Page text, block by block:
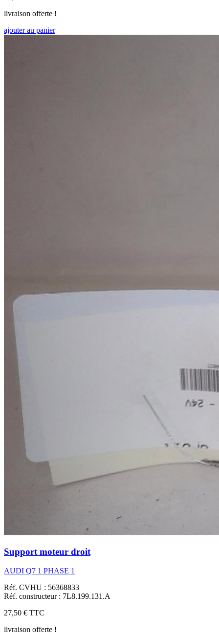
livraison offerte !
ajouter au panier
Support moteur droit
AUDI Q7 1 PHASE 1
Réf. CVHU : 56368833
Réf. constructeur : 7L8.199.131.A
27,50 € TTC
livraison offerte !